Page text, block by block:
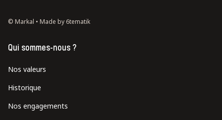
© Markal • Made by 6tematik
Qui sommes-nous ?
Nos valeurs
Historique
Nos engagements